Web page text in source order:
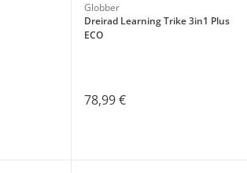
Globber
Dreirad Learning Trike 3in1 Plus
ECO
78,99 €